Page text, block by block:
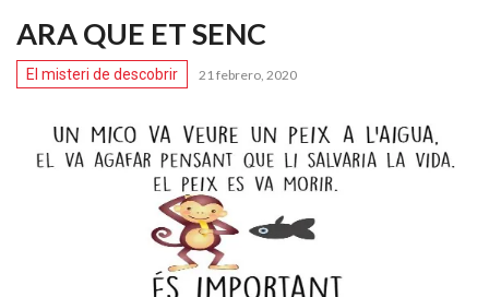
ARA QUE ET SENC
El misteri de descobrir 21 febrero, 2020